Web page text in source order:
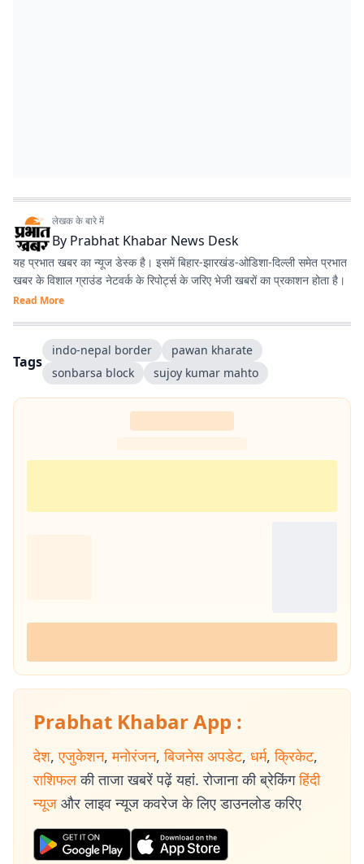
लेखक के बारे में
By Prabhat Khabar News Desk
यह प्रभात खबर का न्यूज डेस्क है। इसमें बिहार-झारखंड-ओडिशा-दिल्‍ली समेत प्रभात
खबर के विशाल ग्राउंड नेटवर्क के रिपोर्ट्स के जरिए भेजी खबरों का प्रकाशन होता है।
Read More
Tags
indo-nepal border
pawan kharate
sonbarsa block
sujoy kumar mahto
Prabhat Khabar App :
देश, एजुकेशन, मनोरंजन, बिजनेस अपडेट, धर्म, क्रिकेट,
राशिफल की ताजा खबरें पढ़ें यहां. रोजाना की ब्रेकिंग हिंदी
न्यूज और लाइव न्यूज कवरेज के लिए डाउनलोड करिए